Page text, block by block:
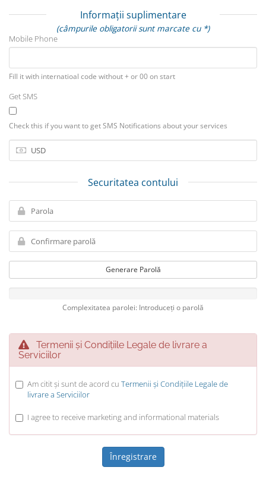
Informații suplimentare
(câmpurile obligatorii sunt marcate cu *)
Mobile Phone
Fill it with internatioal code without + or 00 on start
Get SMS
Check this if you want to get SMS Notifications about your services
Securitatea contului
Generare Parolă
Complexitatea parolei: Introduceți o parolă
Termenii și Condițiile Legale de livrare a
Serviciilor
Am citit și sunt de acord cu Termenii și Condițiile Legale de
livrare a Serviciilor
I agree to receive marketing and informational materials